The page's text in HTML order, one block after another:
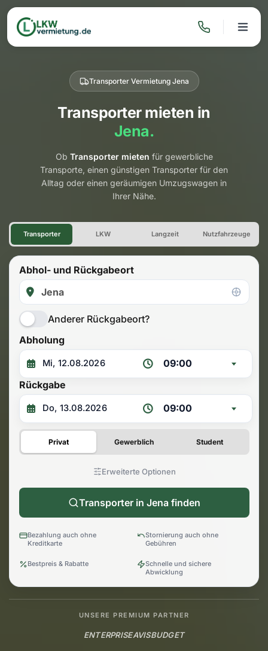
Transporter Vermietung Jena
Transporter mieten in
Jena.
Ob Transporter mieten für gewerbliche
Transporte, einen günstigen Transporter für den
Alltag oder einen geräumigen Umzugswagen in
Ihrer Nähe.
Transporter Vermietung Jena
Transporter LKW Langzeit Nutzfahrzeuge
Abhol- und Rückgabeort
Anderer Rückgabeort?
Abholung
09:00
Rückgabe
09:00
Privat Gewerblich Student
Erweiterte Optionen
Transporter in Jena finden
Bezahlung auch ohne
Kreditkarte
Stornierung auch ohne
Gebühren
Bestpreis & Rabatte
Schnelle und sichere
Abwicklung
UNSERE PREMIUM PARTNER
ENTERPRISEAVISBUDGET